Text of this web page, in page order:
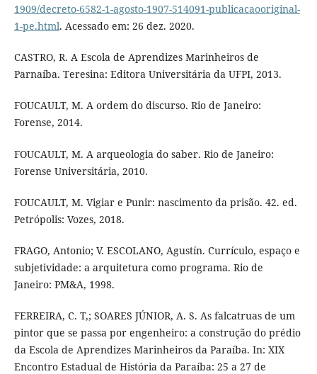
1909/decreto-6582-1-agosto-1907-514091-publicacaooriginal-
1-pe.html. Acessado em: 26 dez. 2020.
CASTRO, R. A Escola de Aprendizes Marinheiros de
Parnaíba. Teresina: Editora Universitária da UFPI, 2013.
FOUCAULT, M. A ordem do discurso. Rio de Janeiro:
Forense, 2014.
FOUCAULT, M. A arqueologia do saber. Rio de Janeiro:
Forense Universitária, 2010.
FOUCAULT, M. Vigiar e Punir: nascimento da prisão. 42. ed.
Petrópolis: Vozes, 2018.
FRAGO, Antonio; V. ESCOLANO, Agustín. Currículo, espaço e
subjetividade: a arquitetura como programa. Rio de
Janeiro: PM&A, 1998.
FERREIRA, C. T,; SOARES JÚNIOR, A. S. As falcatruas de um
pintor que se passa por engenheiro: a construção do prédio
da Escola de Aprendizes Marinheiros da Paraíba. In: XIX
Encontro Estadual de História da Paraíba: 25 a 27 de